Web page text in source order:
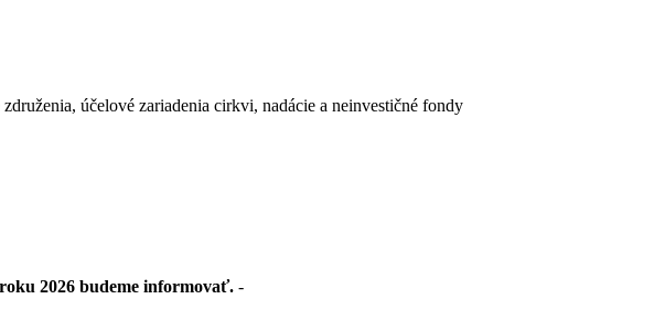
účelové zariadenia cirkvi, nadácie a neinvestičné fondy
2026 budeme informovať. -